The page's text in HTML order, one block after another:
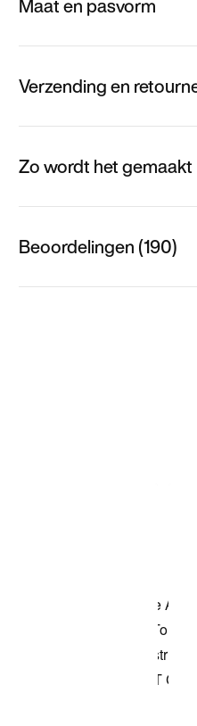
Maat en pasvorm
Verzending en
Zo wordt het gemaakt
Beoordelingen (190)